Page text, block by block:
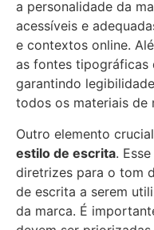
a personalidade da
acessíveis e
e contextos online.
as fontes tipográficas
garantindo
todos os materiais de
Outro elemento
estilo de escrita.
diretrizes para o tom
de escrita a serem
da marca. É